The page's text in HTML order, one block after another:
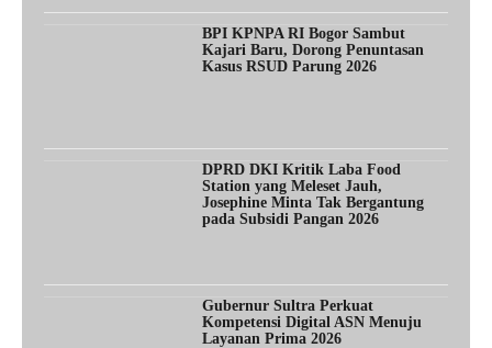
BPI KPNPA RI Bogor Sambut
Kajari Baru, Dorong Penuntasan
Kasus RSUD Parung 2026
DPRD DKI Kritik Laba Food
Station yang Meleset Jauh,
Josephine Minta Tak Bergantung
pada Subsidi Pangan 2026
Gubernur Sultra Perkuat
Kompetensi Digital ASN Menuju
Layanan Prima 2026